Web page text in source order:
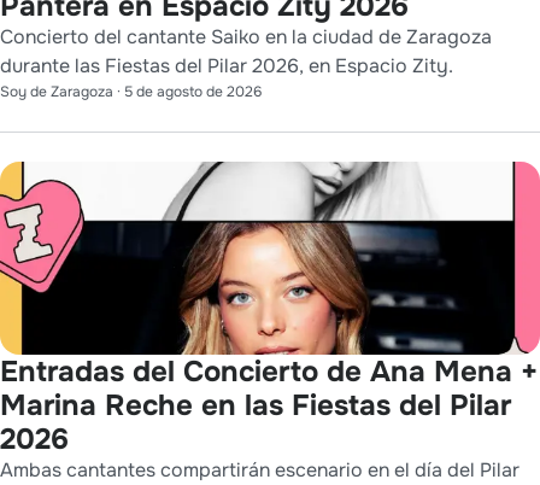
Concierto del cantante Saiko en la ciudad de Zaragoza
durante las Fiestas del Pilar 2026, en Espacio Zity.
Soy de Zaragoza · 5 de agosto de 2026
Entradas del Concierto de Ana Mena +
Marina Reche en las Fiestas del Pilar
2026
Ambas cantantes compartirán escenario en el día del Pilar